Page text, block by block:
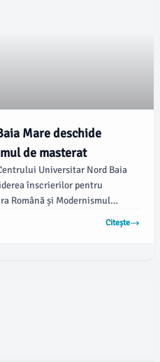
Mare deschide
de masterat
Universitar Nord Baia
înscrierilor pentru
Română și Modernismul
pentru 2026. Perioada
27 iulie, iar interviul va avea
Citește